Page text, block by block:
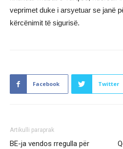
veprimet duke i arsyetuar se janë
kërcënimit të sigurisë.
Facebook Twitter
Artikulli paraprak
BE-ja vendos rregulla për